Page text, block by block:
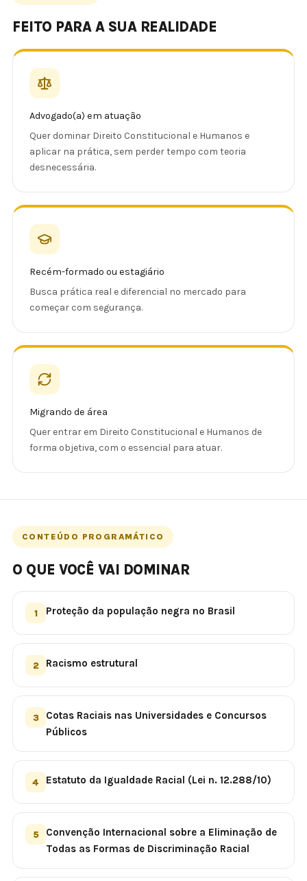
FEITO PARA A SUA REALIDADE
Advogado(a) em atuação
Quer dominar Direito Constitucional e Humanos e
aplicar na prática, sem perder tempo com teoria
desnecessária.
Recém-formado ou estagiário
Busca prática real e diferencial no mercado para
começar com segurança.
Migrando de área
Quer entrar em Direito Constitucional e Humanos de
forma objetiva, com o essencial para atuar.
CONTEÚDO PROGRAMÁTICO
O QUE VOCÊ VAI DOMINAR
1 Proteção da população negra no Brasil
2 Racismo estrutural
3
Cotas Raciais nas Universidades e Concursos
Públicos
4 Estatuto da Igualdade Racial (Lei n. 12.288/10)
5
Convenção Internacional sobre a Eliminação de
Todas as Formas de Discriminação Racial